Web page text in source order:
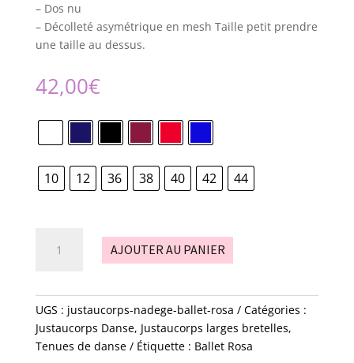
– Dos nu
– Décolleté asymétrique en mesh Taille petit prendre
une taille au dessus.
42,00€
10 12 36 38 40 42 44
Nadege
-
ballet
AJOUTER AU PANIER
UGS : justaucorps-nadege-ballet-rosa
Catégories :
Justaucorps Danse, Justaucorps larges bretelles,
Tenues de danse
Étiquette : Ballet Rosa